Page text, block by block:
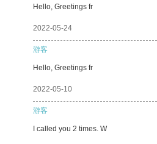
Hello, Greetings fr
2022-05-24
游客
Hello, Greetings fr
2022-05-10
游客
I called you 2 times. W